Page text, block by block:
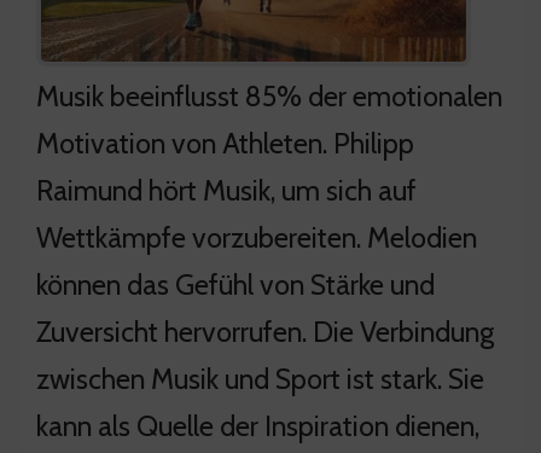
Musik beeinflusst 85% der emotionalen
Motivation von Athleten. Philipp
Raimund hört Musik, um sich auf
Wettkämpfe vorzubereiten. Melodien
können das Gefühl von Stärke und
Zuversicht hervorrufen. Die Verbindung
zwischen Musik und Sport ist stark. Sie
kann als Quelle der Inspiration dienen,